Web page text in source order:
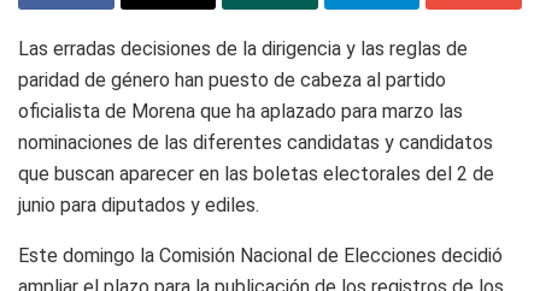
Las erradas decisiones de la dirigencia y las reglas de
paridad de género han puesto de cabeza al partido
oficialista de Morena que ha aplazado para marzo las
nominaciones de las diferentes candidatas y candidatos
que buscan aparecer en las boletas electorales del 2 de
junio para diputados y ediles.
Este domingo la Comisión Nacional de Elecciones decidió